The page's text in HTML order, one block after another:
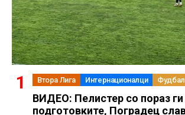
Втора Лига Интернационалци Фудбал
ВИДЕО: Пелистер со пораз
подготовките, Поградец